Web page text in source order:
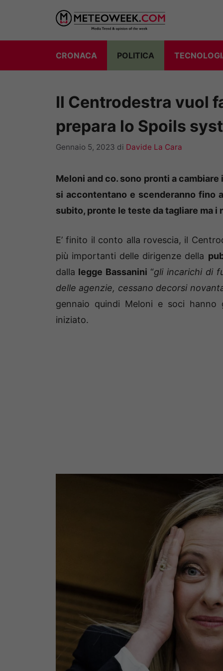
contenuto
CRONACA POLITICA
Il Centrodestra vuol
prepara lo Spoils
Gennaio 5, 2023 di Davide La Cara
Meloni and co. sono pronti a
si accontentano e scenderanno fino
subito, pronte le teste da tagliare ma
E’ finito il conto alla rovescia, il
più importanti delle dirigenze della
dalla legge Bassanini “gli incarichi di
delle agenzie, cessano decorsi
gennaio quindi Meloni e soci
iniziato.